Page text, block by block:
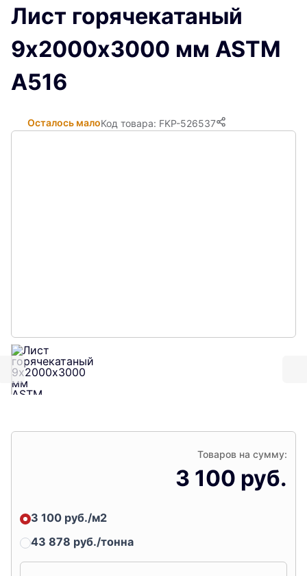
Лист горячекатаный
9х2000х3000 мм ASTM
A516
Осталось малоКод товара: FKP-526537
Товаров на сумму:
3 100 руб.
3 100 руб./м2
43 878 руб./тонна